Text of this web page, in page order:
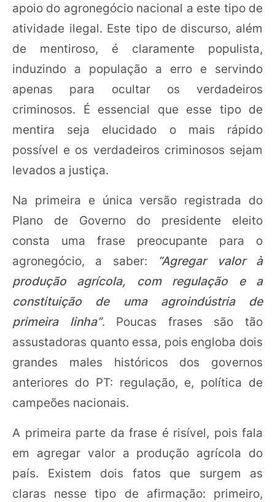
apoio do agronegócio nacional a este tipo de
atividade ilegal. Este tipo de discurso, além
de mentiroso, é claramente populista,
induzindo a população a erro e servindo
apenas para ocultar os verdadeiros
criminosos. É essencial que esse tipo de
mentira seja elucidado o mais rápido
possível e os verdadeiros criminosos sejam
levados a justiça.
Na primeira e única versão registrada do
Plano de Governo do presidente eleito
consta uma frase preocupante para o
agronegócio, a saber:
“Agregar valor à
produção agrícola, com regulação e a
constituição de uma agroindústria de
primeira linha”. Poucas frases são tão
assustadoras quanto essa, pois engloba dois
grandes males históricos dos governos
anteriores do PT: regulação, e, política de
campeões nacionais.
A primeira parte da frase é risível, pois fala
em agregar valor a produção agrícola do
país. Existem dois fatos que surgem as
claras nesse tipo de afirmação: primeiro,